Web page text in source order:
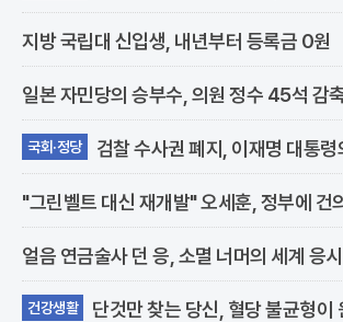
지방 국립대 신입생, 내년부터 등록금 0원
일본 자민당의 승부수, 의원 정수 45석 감
국회·정당 검찰 수사권 폐지, 이재명 대통령
"그린벨트 대신 재개발" 오세훈, 정부에 건의
얼음 연금술사 던 응, 소멸 너머의 세계 응시
건강생활 단것만 찾는 당신, 혈당 불균형이